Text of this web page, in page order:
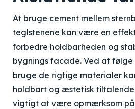
At bruge cement mellem
teglstenene kan være en
forbedre holdbarheden og
bygnings facade. Ved at
bruge de rigtige materialer
holdbart og æstetisk
vigtigt at være opmærksom